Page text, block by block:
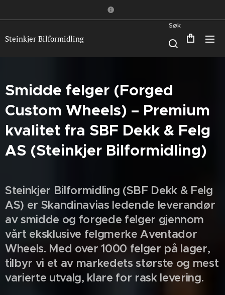
Steinkjer Bilformidling
Søk
Smidde felger (Forged
Custom Wheels) – Premium
kvalitet fra SBF Dekk & Felg
AS (Steinkjer Bilformidling)
Steinkjer Bilformidling (SBF Dekk & Felg
AS) er Skandinavias ledende leverandør
av smidde og forgede felger gjennom
vårt eksklusive felgmerke Aventador
Wheels. Med over 1000 felger på lager,
tilbyr vi et av markedets største og mest
varierte utvalg, klare for rask levering.